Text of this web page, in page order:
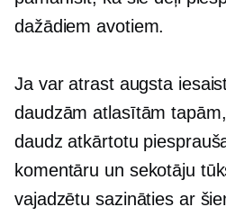
dažādiem avotiem.
Ja var atrast augsta
daudzām atlasītām
daudz atkārtotu
komentāru un sekotāju
vajadzētu sazināties ar